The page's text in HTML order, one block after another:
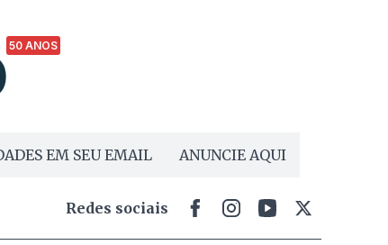
50 ANOS
EM SEU EMAIL ANUNCIE AQUI
Redes sociais